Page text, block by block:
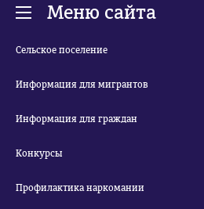
Меню сайта
Сельское поселение
Информация для мигрантов
Информация для граждан
Конкурсы
Профилактика наркомании